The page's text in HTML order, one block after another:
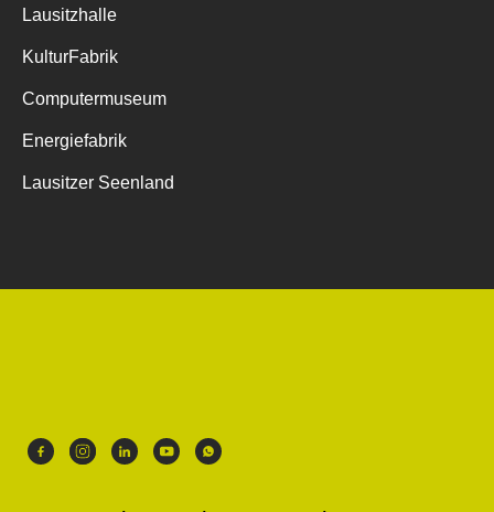
Lausitzhalle
KulturFabrik
Computermuseum
Energiefabrik
Lausitzer Seenland